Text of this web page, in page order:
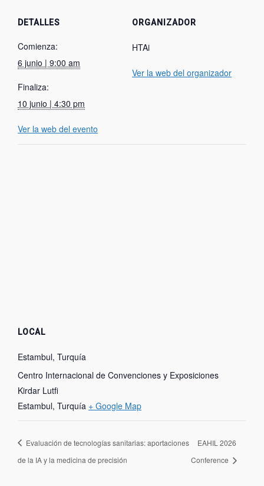
DETALLES
Comienza:
6 junio | 9:00 am
Finaliza:
10 junio | 4:30 pm
Ver la web del evento
ORGANIZADOR
HTAi
Ver la web del organizador
LOCAL
Estambul, Turquía
Centro Internacional de Convenciones y Exposiciones
Kirdar Lutfi
Estambul, Turquía + Google Map
Evaluación de tecnologías sanitarias: aportaciones
de la IA y la medicina de precisión
EAHIL 2026
Conference